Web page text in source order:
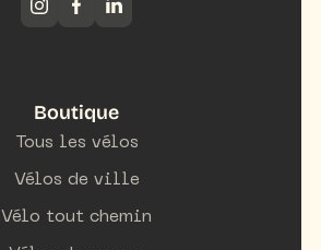
Boutique
Tous les vélos
Vélos de ville
Vélo tout chemin